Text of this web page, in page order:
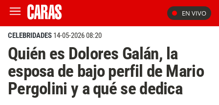
EN VIVO
CELEBRIDADES 14-05-2026 08:20
Quién es Dolores Galán, la
esposa de bajo perfil de Mario
Pergolini y a qué se dedica